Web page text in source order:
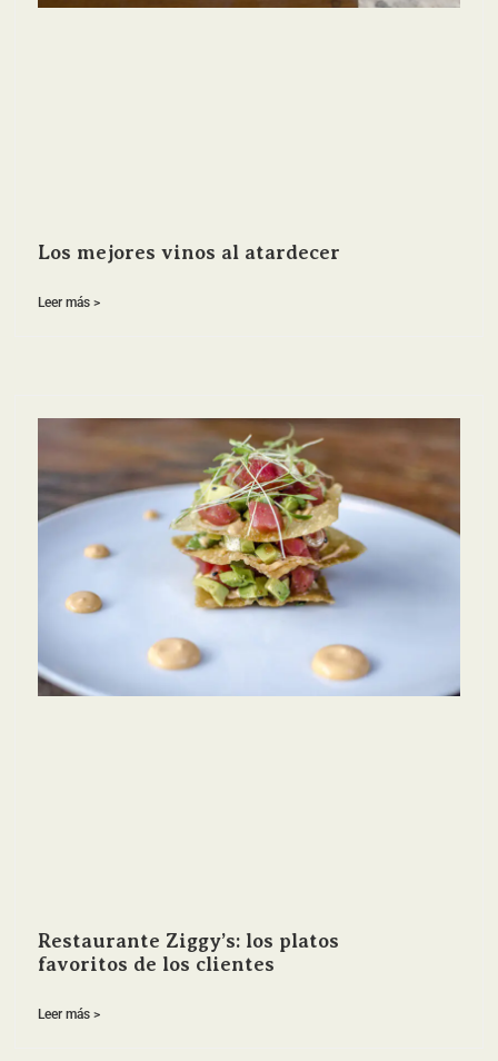
Los mejores vinos al atardecer
Leer más >
Restaurante Ziggy’s: los platos
favoritos de los clientes
Leer más >